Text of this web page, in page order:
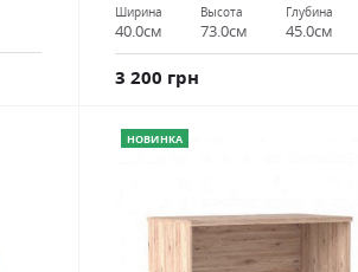
Ширина
40.0см
Высота
73.0см
Глубина
45.0см
3 200 грн
НОВИНКА